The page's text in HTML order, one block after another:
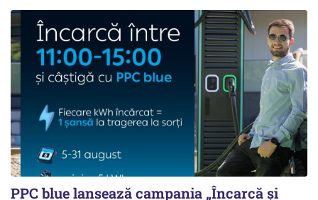
PPC blue lansează campania „Încarcă și